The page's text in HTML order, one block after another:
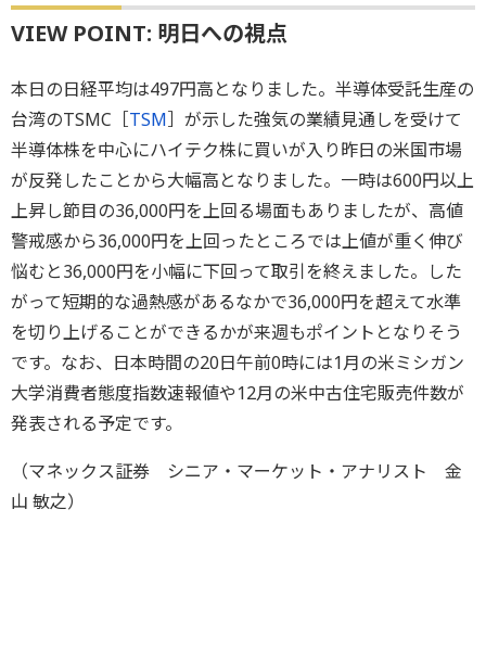
VIEW POINT: 明日への視点
本日の日経平均は497円高となりました。半導体受託生産の
台湾のTSMC［TSM］が示した強気の業績見通しを受けて
半導体株を中心にハイテク株に買いが入り昨日の米国市場
が反発したことから大幅高となりました。一時は600円以上
上昇し節目の36,000円を上回る場面もありましたが、高値
警戒感から36,000円を上回ったところでは上値が重く伸び
悩むと36,000円を小幅に下回って取引を終えました。した
がって短期的な過熱感があるなかで36,000円を超えて水準
を切り上げることができるかが来週もポイントとなりそう
です。なお、日本時間の20日午前0時には1月の米ミシガン
大学消費者態度指数速報値や12月の米中古住宅販売件数が
発表される予定です。
（マネックス証券 シニア・マーケット・アナリスト 金
山 敏之）